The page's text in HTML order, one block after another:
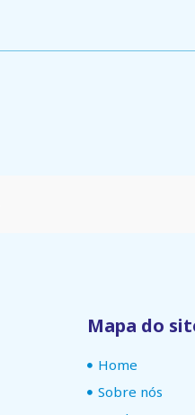
Mapa do
Home
Sobre nós